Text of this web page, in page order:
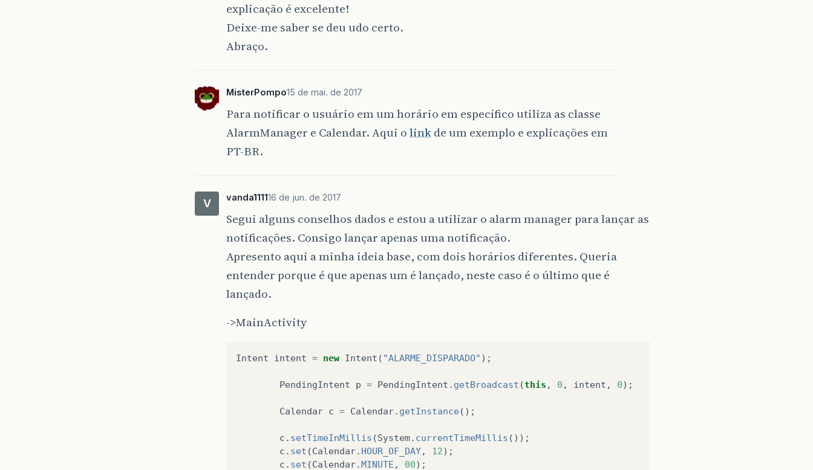
explicação é excelente!
Deixe-me saber se deu udo certo.
Abraço.
MisterPompo15 de mai. de 2017
Para notificar o usuário em um horário em específico utiliza as classe
AlarmManager e Calendar. Aqui olinkde um exemplo e explicações em
PT-BR.
V vanda111116 de jun. de 2017
Segui alguns conselhos dados e estou a utilizar o alarm manager para lançar as
notificações. Consigo lançar apenas uma notificação.
Apresento aqui a minha ideia base, com dois horários diferentes. Queria
entender porque é que apenas um é lançado, neste caso é o último que é
lançado.
->MainActivity
Intent intent = new Intent ( "ALARME_DISPARADO" );
PendingIntent p = PendingIntent . getBroadcast (this , 0 , intent , 0);
Calendar c = Calendar. getInstance();
c . setTimeInMillis (System. currentTimeMillis ());
c . set (Calendar. HOUR_OF_DAY, 12);
c . set (Calendar.MINUTE , 00);